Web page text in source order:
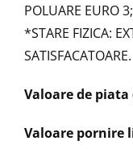
POLUARE EURO
*STARE FIZICA:
Valoare de piata
Valoare pornire